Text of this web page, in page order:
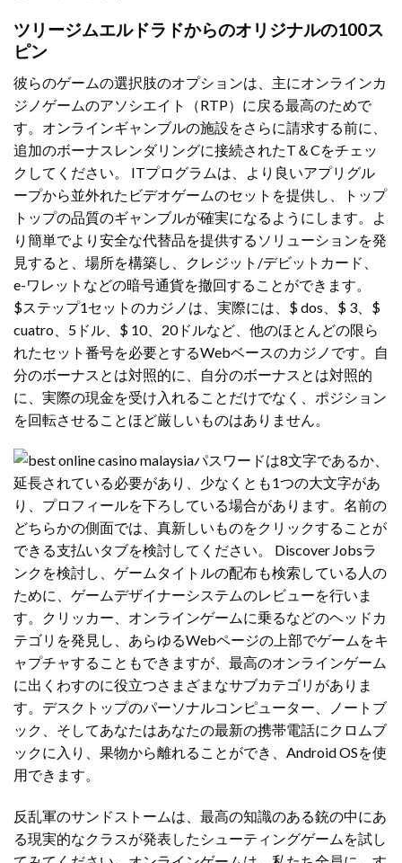
ツリージムエルドラドからのオリジナルの100ス
ピン
彼らのゲームの選択肢のオプションは、主にオンラインカ
ジノゲームのアソシエイト（RTP）に戻る最高のためで
す。オンラインギャンブルの施設をさらに請求する前に、
追加のボーナスレンダリングに接続されたT＆Cをチェッ
クしてください。 ITプログラムは、より良いアプリグル
ープから並外れたビデオゲームのセットを提供し、トップ
トップの品質のギャンブルが確実になるようにします。よ
り簡単でより安全な代替品を提供するソリューションを発
見すると、場所を構築し、クレジット/デビットカード、
e-ワレットなどの暗号通貨を撤回することができます。
$ステップ1セットのカジノは、実際には、$ dos、$ 3、$
cuatro、5ドル、$ 10、20ドルなど、他のほとんどの限ら
れたセット番号を必要とするWebベースのカジノです。自
分のボーナスとは対照的に、自分のボーナスとは対照的
に、実際の現金を受け入れることだけでなく、ポジション
を回転させることほど厳しいものはありません。
パスワードは8文字であるか、
延長されている必要があり、少なくとも1つの大文字があ
り、プロフィールを下ろしている場合があります。名前の
どちらかの側面では、真新しいものをクリックすることが
できる支払いタブを検討してください。 Discover Jobsラ
ンクを検討し、ゲームタイトルの配布も検索している人の
ために、ゲームデザイナーシステムのレビューを行いま
す。クリッカー、オンラインゲームに乗るなどのヘッドカ
テゴリを発見し、あらゆるWebページの上部でゲームをキ
ャプチャすることもできますが、最高のオンラインゲーム
に出くわすのに役立つさまざまなサブカテゴリがありま
す。デスクトップのパーソナルコンピューター、ノートブ
ック、そしてあなたはあなたの最新の携帯電話にクロムブ
ックに入り、果物から離れることができ、Android OSを使
用できます。
反乱軍のサンドストームは、最高の知識のある銃の中にあ
る現実的なクラスが発表したシューティングゲームを試し